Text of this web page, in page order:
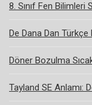
8. Sınıf Fen Bilimleri
De Dana Dan
Döner Bozulma
Tayland SE Anlamı: